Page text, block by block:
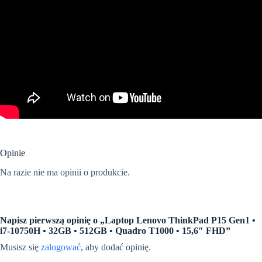
Opinie
Na razie nie ma opinii o produkcie.
Napisz pierwszą opinię o „Laptop Lenovo ThinkPad P15 Gen1 •
i7-10750H • 32GB • 512GB • Quadro T1000 • 15,6″ FHD”
Musisz się zalogować, aby dodać opinię.